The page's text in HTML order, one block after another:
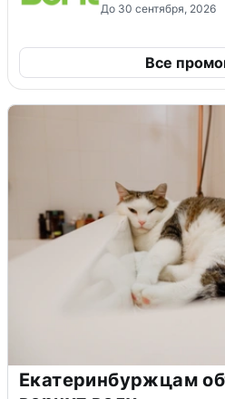
До 30 сентября, 2026
Все
Екатеринбуржцам